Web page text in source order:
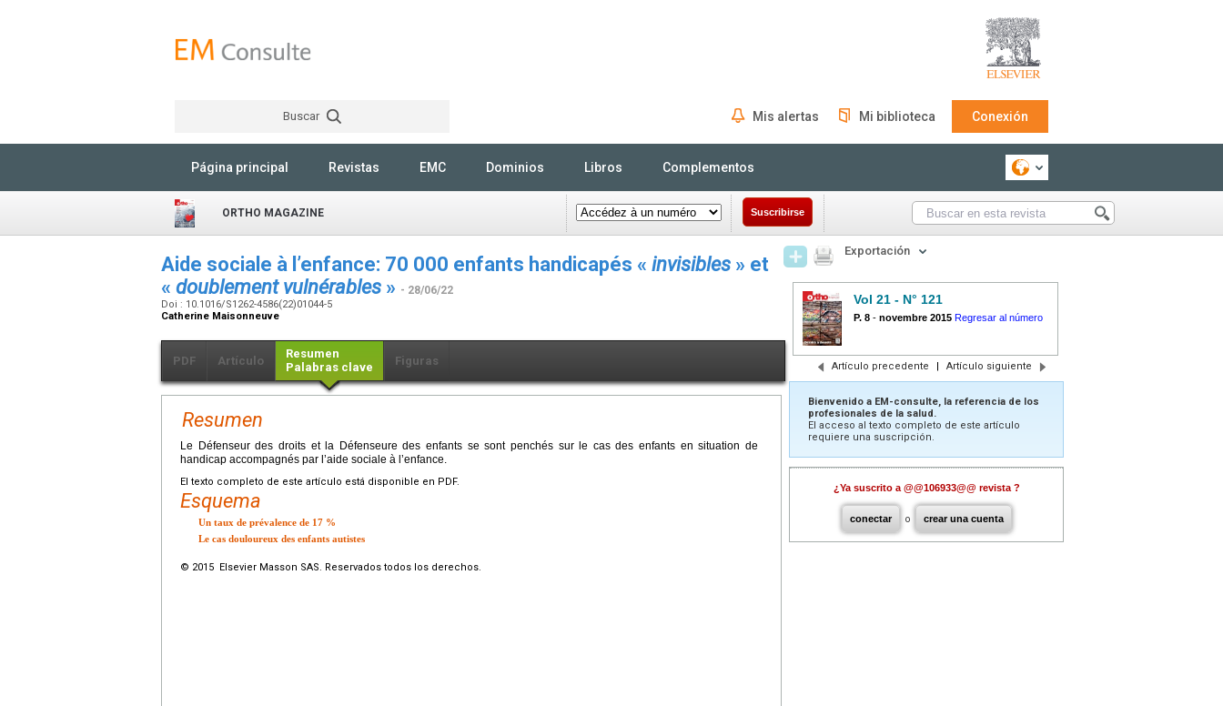
Buscar Mis alertas Mi biblioteca Conexión
Página principal Revistas EMC Dominios Libros Complementos
ORTHO MAGAZINE Suscribirse
Aide sociale à l’enfance: 70 000 enfants handicapés « invisibles » et
« doublement vulnérables » - 28/06/22
Doi : 10.1016/S1262-4586(22)01044-5
Catherine Maisonneuve
PDF Artículo
Resumen
Palabras clave
Figuras
Resumen
Le Défenseur des droits et la Défenseure des enfants se sont penchés sur le cas des enfants en situation de
handicap accompagnés par l’aide sociale à l’enfance.
El texto completo de este artículo está disponible en PDF.
Esquema
Un taux de prévalence de 17 %
Le cas douloureux des enfants autistes
© 2015 Elsevier Masson SAS. Reservados todos los derechos.
Exportación
Vol 21 - N° 121
P. 8 - novembre 2015 Regresar al número
Artículo precedente | Artículo siguiente
Bienvenido a EM-consulte, la referencia de los
profesionales de la salud.
El acceso al texto completo de este artículo
requiere una suscripción.
¿Ya suscrito a @@106933@@ revista ?
conectar o crear una cuenta